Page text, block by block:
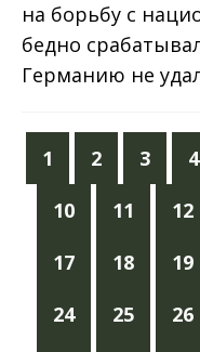
на борьбу с
бедно
Германию не
1 2 3 4
10
11 12
17
18 19
24
25 26